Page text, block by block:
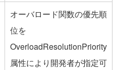
オーバロード関数の優先順
位を
OverloadResolutionPriority
属性により開発者が指定可